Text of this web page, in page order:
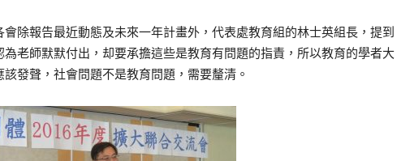
除報告最近動態及未來一年計畫外，代表處教育組的林士英組長，提到
老師默默付出，却要承擔這些是教育有問題的指責，所以教育的學者大
該發聲，社會問題不是教育問題，需要釐清。